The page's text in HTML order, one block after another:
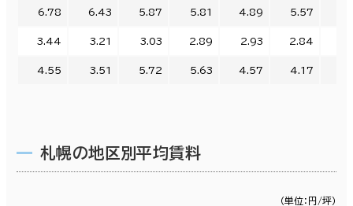
6.78 6.43 5.87 5.81 4.89 5.57
3.44 3.21 3.03 2.89 2.93 2.84
4.55 3.51 5.72 5.63 4.57 4.17
札幌の地区別平均賃料
（単位：円/坪）